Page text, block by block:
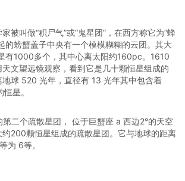
被叫做“积尸气”或“鬼星团”，在西方称它为“蜂
的螃蟹盖子中央有一个模模糊糊的云团。其大
有1000多个，其中心离太阳约160pc。1610
文望远镜观察，看到它是几十颗恒星组成的
球 520 光年，直径有 13 光年其中包含着
星。
二个疏散星团， 位于巨蟹座 a 西边2°的天空
200颗恒星组成的疏散星团。它与地球的距离
为 6等。